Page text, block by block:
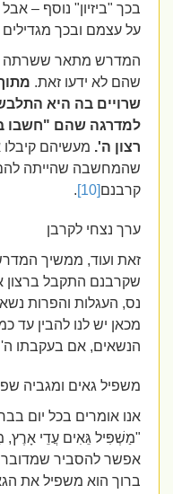
בכך "ביזיון" נוסף – אבל
על עצמם ובכך מגדילים
המדרש מתאר ששרתה
שהם לא ידעו זאת.מתוך
שרויים בה היא
למדרגה שהם "חשבו
רצון ה'.מעשיהם קיבלו
שהמחשבה שהייתה להם
קרבנם[10]
.
ערך נצחי לקרבן
זאת ועוד, ממשיך
שקרבנם התקבל ברצון
נס, העגלות והפרות נשארו
מכאן יש לנו להבין עד
הנשאים, אם בעקבתו ה'
משפיל גאים ומגביה
אנו אומרים בכל יום
"מַשְׁפִּיל גֵּאִים עֲדֵי אָרֶץ,
אפשר להסביר שמדובר
ברוך הוא משפיל את